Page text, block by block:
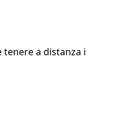
a distanza i